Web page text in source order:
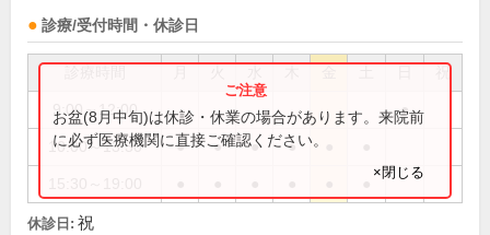
診療/受付時間・休診日
祝
9:00～12:00 ●
10:00～13:30 ● ● ● ●
お盆(8月中旬)は休診・休業の場合があります。来院前
に必ず医療機関に直接ご確認ください。
×閉じる
休診日: 祝